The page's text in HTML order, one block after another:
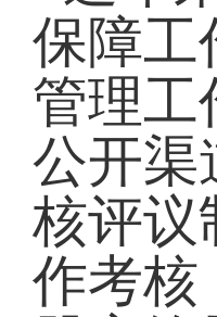
保障工
管理工
公开渠
核评议
作考核